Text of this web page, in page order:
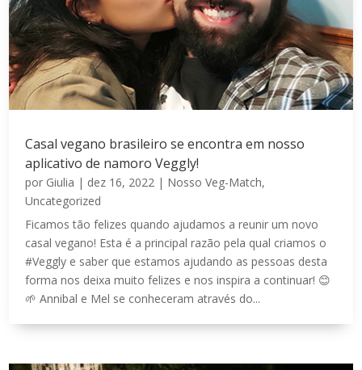
Casal vegano brasileiro se encontra em nosso
aplicativo de namoro Veggly!
por Giulia | dez 16, 2022 | Nosso Veg-Match,
Uncategorized
Ficamos tão felizes quando ajudamos a reunir um novo
casal vegano! Esta é a principal razão pela qual criamos o
#Veggly e saber que estamos ajudando as pessoas desta
forma nos deixa muito felizes e nos inspira a continuar! 😊
🌱 Annibal e Mel se conheceram através do...